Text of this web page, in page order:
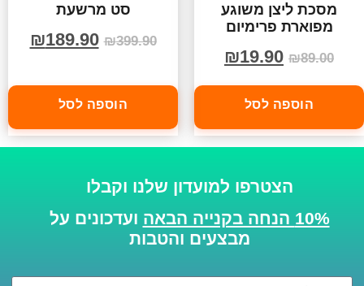
מסכת ליצן משוגע
מפוארת פרימיום
₪89.00
₪19.90
הוספה לסל
סט מרשעת
₪399.90
₪189.90
הוספה לסל
הצטרפו למועדון שלנו וקבלו
10% הנחה בקנייה הבאה
ועדכונים על
מבצעים והטבות